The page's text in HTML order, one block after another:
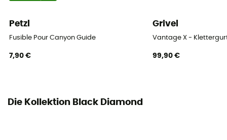
Petzl
Fusible Pour Canyon Guide
7,90 €
Grivel
Vantage X -
99,90 €
Die Kollektion Black Diamond